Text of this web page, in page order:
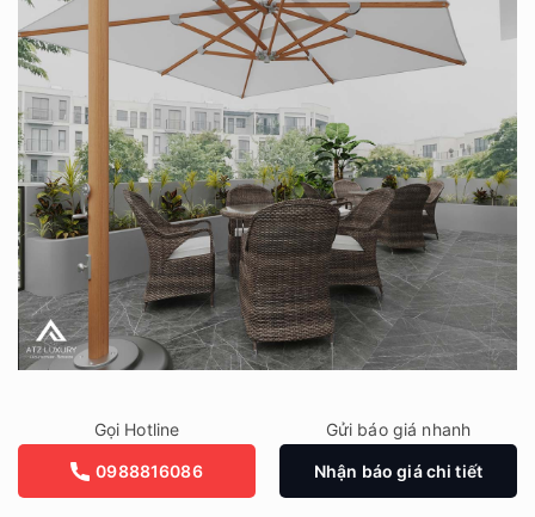
Gọi Hotline
0988816086
Gửi báo giá nhanh
Nhận báo giá chi tiết